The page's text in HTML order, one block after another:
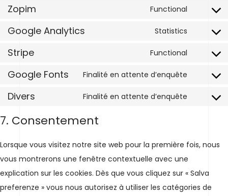
blocks
Zopim Functional
Consent
zopim
Google Analytics Statistics
Consent
google-
analytics
Stripe Functional
Consent
Google Fonts Finalité en attente d’enquête
Consent
Divers Finalité en attente d’enquête
Consent
divers
7. Consentement
Lorsque vous visitez notre site web pour la première fois, nous
vous montrerons une fenêtre contextuelle avec une
explication sur les cookies. Dès que vous cliquez sur « Salva
preferenze » vous nous autorisez à utiliser les catégories de